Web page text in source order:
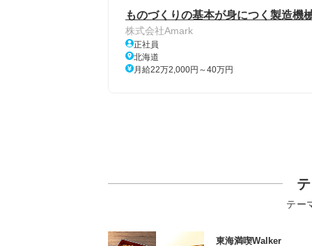
ものづくりの基本が身につく製造機
株式会社Amark
正社員
北海道
月給22万2,000円～40万円
テー
東海満喫Walker